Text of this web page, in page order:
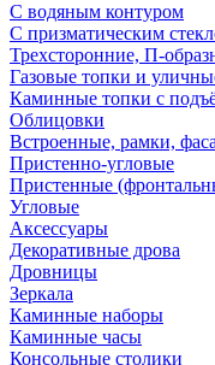
С водяным контуром
С призматическим
Трехсторонние, П-
Газовые топки и
Каминные топки с
Облицовки
Встроенные, рамки,
Пристенно-угловые
Пристенные
Угловые
Аксессуары
Декоративные дрова
Дровницы
Зеркала
Каминные наборы
Каминные часы
Консольные столики